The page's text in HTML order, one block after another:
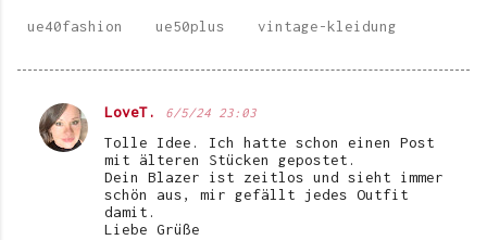
ue40fashion ue50plus vintage-kleidung
K
LoveT. 6/5/24 23:03
Tolle Idee. Ich hatte schon einen Post
mit älteren Stücken gepostet.
Dein Blazer ist zeitlos und sieht immer
schön aus, mir gefällt jedes Outfit
damit.
Liebe Grüße